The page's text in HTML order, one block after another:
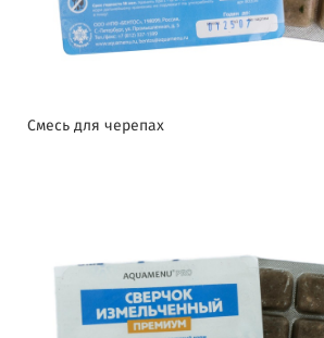
Смесь для черепах